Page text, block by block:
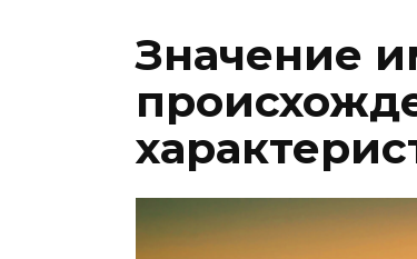
Значение